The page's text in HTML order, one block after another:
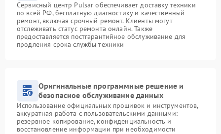
Сервисный центр Pulsar обеспечивает доставку техники
по всей РФ, бесплатную диагностику и качественный
ремонт, включая срочный ремонт. Клиенты могут
отслеживать статус ремонта онлайн. Также
предоставляется постгарантийное обслуживание для
продления срока службы техники
Оригинальные программные решение и
безопасное обслуживание данных
Использование официальных прошивок и инструментов,
аккуратная работа с пользовательскими данными:
резервное копирование, конфиденциальность и
восстановление информации при необходимости